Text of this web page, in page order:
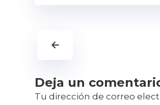
←
Deja un
Tu dirección de correo